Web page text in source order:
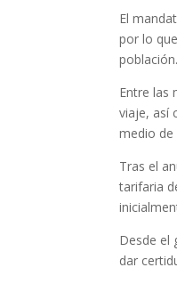
El
por lo
población.
Entre las
viaje, así
medio de
Tras el
tarifaria
Desde el
dar